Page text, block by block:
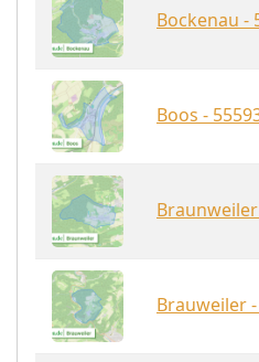
Bockenau -
Boos -
Brauweiler